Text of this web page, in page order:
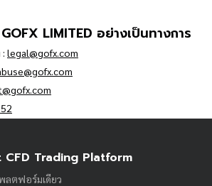
LIMITED อย่างเป็นทางการ
legal@gofx.com
Trading Platform
ลตฟอร์มเดียว